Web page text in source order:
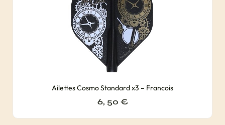
Ailettes Cosmo Standard x3 – Francois
6, 50 €